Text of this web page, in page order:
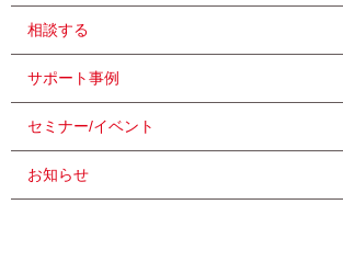
相談する
サポート事例
セミナー/イベント
お知らせ